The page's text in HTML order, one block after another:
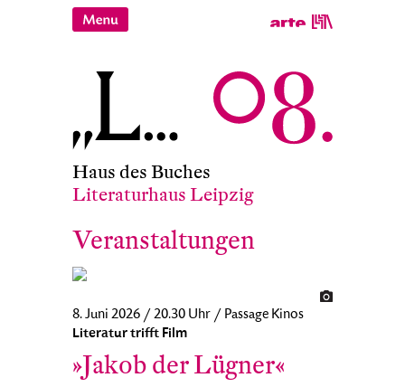
Haus des Buches
Literaturhaus Leipzig
Veranstaltungen
8. Juni 2026 / 20.30 Uhr / Passage Kinos
Literatur trifft Film
»Jakob der Lügner«